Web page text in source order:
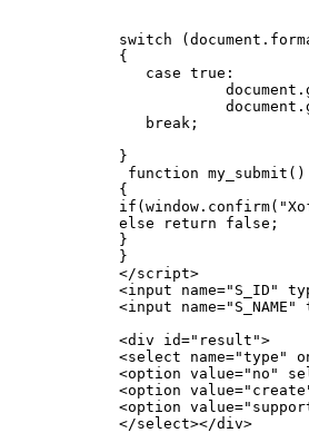
switch
{
case true:
break;
}
function my_submit()
{
else return false;
}
}
</script>
<input name="S_ID"
<input
<div id="result">
<select name="type"
<option value="no"
<option
<option
</select></div>